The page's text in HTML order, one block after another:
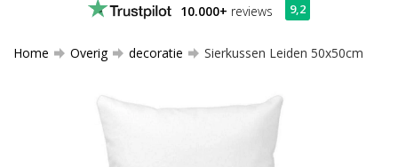
10.000+ reviews 9,2
Home Overig decoratie Sierkussen Leiden 50x50cm